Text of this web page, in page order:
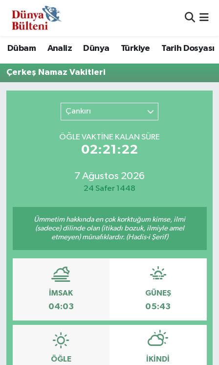
Dübam Analiz Dünya Türkiye Tarih Dosyası
Çerkeş Namaz Vakitleri
Çankırı
ÖĞLE VAKTİNE KALAN SÜRE
02:21:22
7 Ağustos 2026
24 Safer 1448
Ümmetim hakkında en çok korktuğum kimse, ilmi
(sadece) dilinde olan (itikadı bozuk, ilmiyle amel
etmeyen) münafıklardır. (Hadis-i Şerif)
İMSAK
04:03
GÜNEŞ
05:43
ÖĞLE İKINDI
Hava Durumu
Trafik Durumu
Süper Lig Puan Durumu ve Fikstür
Son Dakika Haberleri